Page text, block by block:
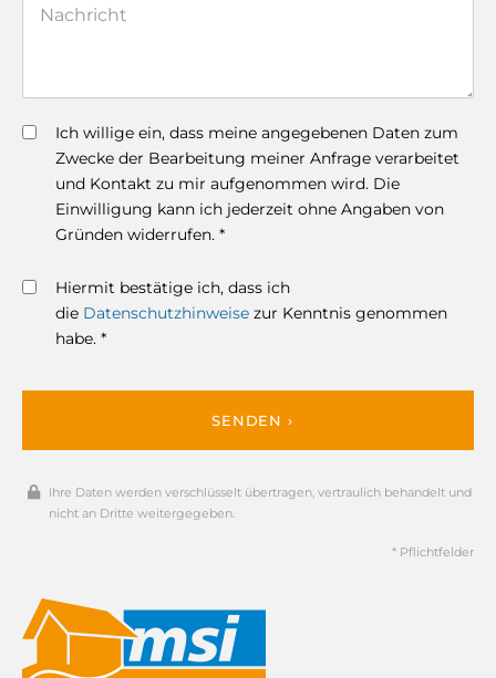
Ich willige ein, dass meine angegebenen Daten zum
Zwecke der Bearbeitung meiner Anfrage verarbeitet
und Kontakt zu mir aufgenommen wird. Die
Einwilligung kann ich jederzeit ohne Angaben von
Gründen widerrufen. *
Hiermit bestätige ich, dass ich
die Datenschutzhinweise zur Kenntnis genommen
habe. *
SENDEN ›
Ihre Daten werden verschlüsselt übertragen, vertraulich behandelt und
nicht an Dritte weitergegeben.
* Pflichtfelder